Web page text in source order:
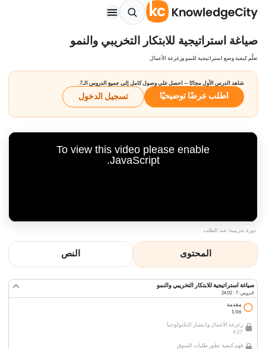
صياغة استراتيجية للابتكار التخريبي والنمو
تعلَّم كيفية وضع استراتيجية للنمو وزعزعة الأعمال
شاهد الدرس الأول مجانًا — احصل على وصول كامل إلى جميع الدروس الـ7.
اطلب عرضًا توضيحيًا تسجيل الدخول
To view this video please enable
JavaScript.
دورة تدريبية: عند الطلب
المحتوى النص
صياغة استراتيجية للابتكار التخريبي والنمو
الدروس: 7 · 24:02
مقدمة
1:06
زعزعة الأعمال وانتشار التكنولوجيا
4:27
فهم كيفية تطور طلبات السوق